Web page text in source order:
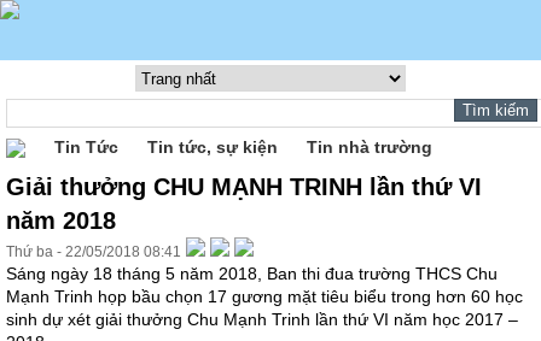
Tin Tức Tin tức, sự kiện Tin nhà trường
Giải thưởng CHU MẠNH TRINH lần thứ VI
năm 2018
Thứ ba - 22/05/2018 08:41
Sáng ngày 18 tháng 5 năm 2018, Ban thi đua trường THCS Chu
Mạnh Trinh họp bầu chọn 17 gương mặt tiêu biểu trong hơn 60 học
sinh dự xét giải thưởng Chu Mạnh Trinh lần thứ VI năm học 2017 –